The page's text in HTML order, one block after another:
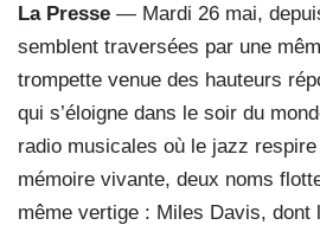
La Presse — Mardi 26 mai,
semblent traversées par une
trompette venue des hauteurs
qui s’éloigne dans le soir du
radio musicales où le jazz
mémoire vivante, deux noms
même vertige : Miles Davis, dont